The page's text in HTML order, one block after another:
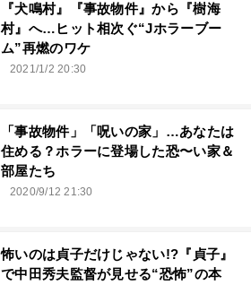
『犬鳴村』『事故物件』から『樹海
村』へ…ヒット相次ぐ“Jホラーブー
ム”再燃のワケ
2021/1/2 20:30
「事故物件」「呪いの家」…あなたは
住める？ホラーに登場した恐〜い家＆
部屋たち
2020/9/12 21:30
怖いのは貞子だけじゃない!?『貞子』
で中田秀夫監督が見せる“恐怖”の本